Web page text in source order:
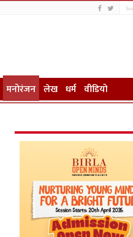
मनोरंजन लेख धर्म वीडियो